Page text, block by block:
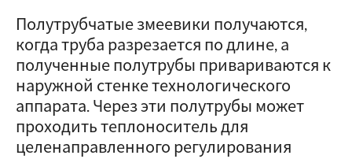
Полутрубчатые змеевики получаются,
когда труба разрезается по длине, а
полученные полутрубы привариваются к
наружной стенке технологического
аппарата. Через эти полутрубы может
проходить теплоноситель для
целенаправленного регулирования